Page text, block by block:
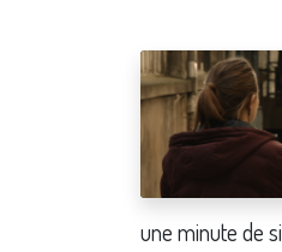
une minute de